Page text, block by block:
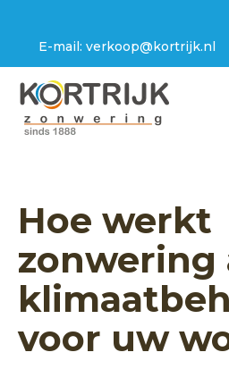
E-mail: verkoop@kortrijk.nl
Hoe werkt
zonwering
voor uw